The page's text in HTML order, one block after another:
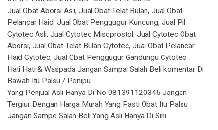
Jual Obat Aborsi Asli, Jual Obat Telat Bulan, Jual Obat
Pelancar Haid, Jual Obat Penggugur Kundung, Jual Pil
Cytotec Asli, Jual Cytotec Misoprostol, Jual Cytotec Obat
Aborsi, Jual Obat Telat Bulan Cytotec, Jual Obat Pelancar
Haid Cytotec, Jual Obat Penggugur Gandungu Cytotec
Hati Hati & Waspada Jangan Sampai Salah Beli komentar Di
Bawah Itu Palsu / Penipu
Yang Penjual Asli Hanya Di No 081391120345 Jangan
Tergiur Dengan Harga Murah Yang Pasti Obat Itu Palsu
Jangan Sampe Salah Beli Yang Asli Hanya Di Sini…